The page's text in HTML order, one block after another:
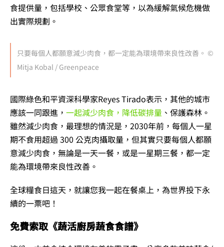
食提供量，包括學校、公眾食堂等，以為緩解氣候危機做
出實際規劃。
只要每個人都願意減少肉食，都一定能為環境帶來良性改善。 ©
Mitja Kobal / Greenpeace
國際綠色和平資深科學家Reyes Tirado表示，其他的城市
應該一同跟進， 一起減少肉食，降低碳排量 、保護森林。
雖然減少肉食，最理想的情況是，2030年前，每個人一星
期不食用超過 300 公克肉攝取量，但其實只要每個人都願
意減少肉食，無論是一天一餐，或是一星期三餐，都一定
能為環境帶來良性改善。
全球糧食日這天，就讓您我一起在餐桌上，為世界投下永
續的一票吧！
免費索取《蔬活廚房蔬食食譜》